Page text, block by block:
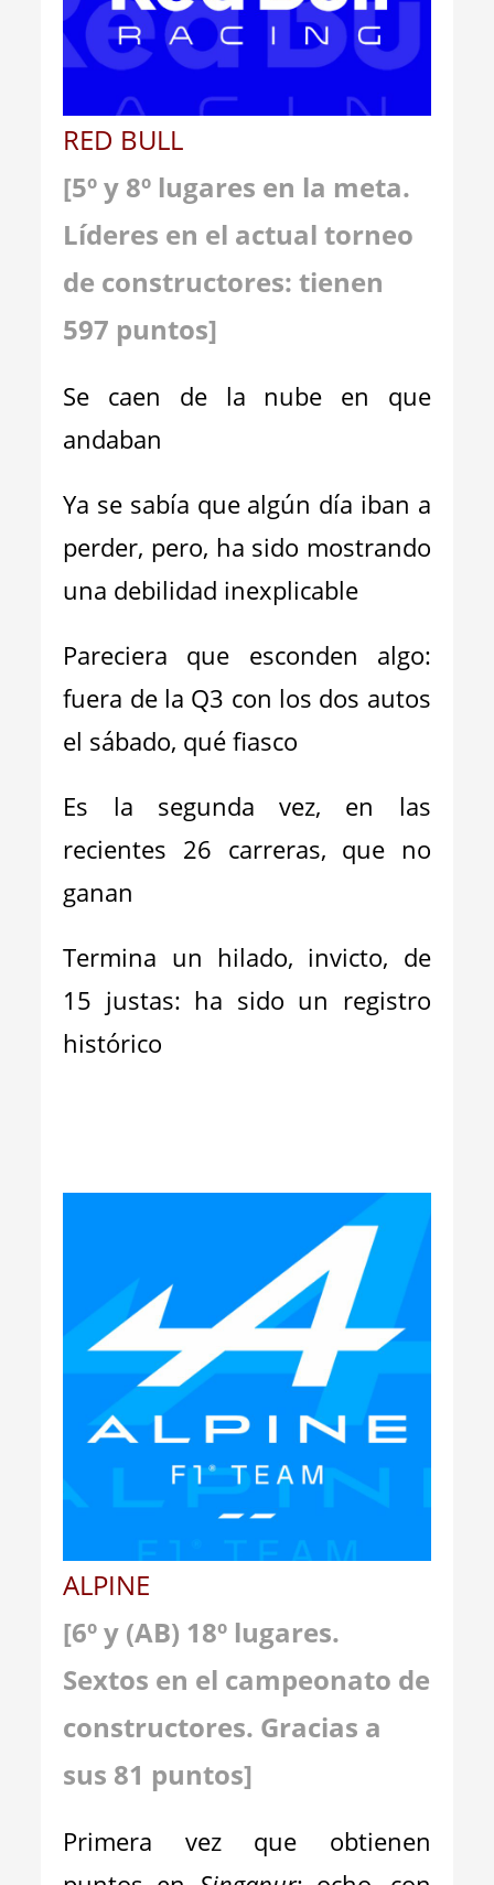
RED BULL
[5º y 8º lugares en la meta.
Líderes en el actual torneo
de constructores: tienen
597 puntos]
Se caen de la nube en que
andaban
Ya se sabía que algún día iban a
perder, pero, ha sido mostrando
una debilidad inexplicable
Pareciera que esconden algo:
fuera de la Q3 con los dos autos
el sábado, qué fiasco
Es la segunda vez, en las
recientes 26 carreras, que no
ganan
Termina un hilado, invicto, de
15 justas: ha sido un registro
histórico
ALPINE
[6º y (AB) 18º lugares.
Sextos en el campeonato de
constructores. Gracias a
sus 81 puntos]
Primera vez que obtienen